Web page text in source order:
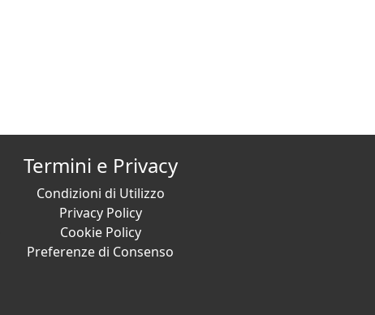
Termini e Privacy
Condizioni di Utilizzo
Privacy Policy
Cookie Policy
Preferenze di Consenso